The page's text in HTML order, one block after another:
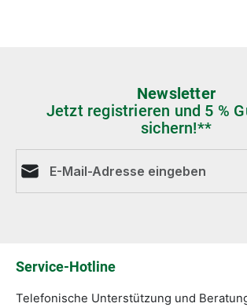
Newsletter
Jetzt registrieren und 5 %
sichern!**
Service-Hotline
Telefonische Unterstützung und